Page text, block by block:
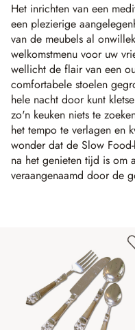
Het inrichten van een
een plezierige
van de meubels al
welkomstmenu voor uw
wellicht de flair van een
comfortabele stoelen
hele nacht door kunt
zo'n keuken niets te
het tempo te verlagen en
wonder dat de Slow
na het genieten tijd is om
veraangenaamd door de